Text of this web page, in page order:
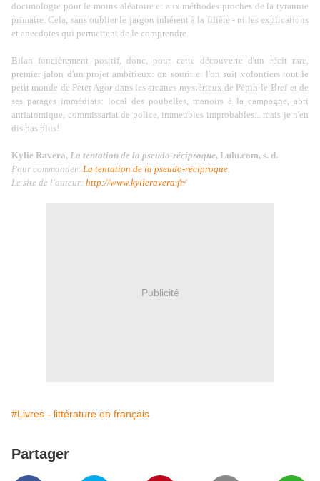
docimologie pour le moins aléatoire et aux méthodes proches de la tyrannie
primaire. Cela, sans oublier le jargon inhérent à la filière - ni les explications
et anecdotes qui permettent de le comprendre.
Bilan foncièrement positif, donc, pour cette découverte d'un récit rare,
premier jalon d'un projet ambitieux: on sourit et l'on suit volontiers tout le
petit monde de Peter Agor dans les arcanes mystérieux de Pépin-le-Bref et de
ses parages immédiats: local des poubelles, manoirs à la campagne, abri
antiatomique, commissariat de police, immeubles improbables... mais je n'en
dis pas plus!
Kylie Ravera, La tentation de la pseudo-réciproque, Lulu.com, s. d.
Pour commander: La tentation de la pseudo-réciproque.
Le site de l'auteur: http://www.kylieravera.fr/
Publicité
#Livres - littérature en français
Partager